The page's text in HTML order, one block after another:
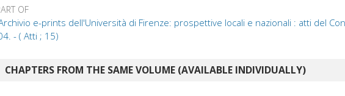
OF
e-prints dell'Università di Firenze: prospettive locali e nazionali : atti del
- ( Atti ; 15)
CHAPTERS FROM THE SAME VOLUME (AVAILABLE INDIVIDUALLY)